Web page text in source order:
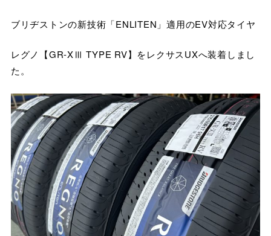
ブリヂストンの新技術「ENLITEN」適用のEV対応タイヤ
レグノ【GR-XⅢ TYPE RV】をレクサスUXへ装着しまし
た。